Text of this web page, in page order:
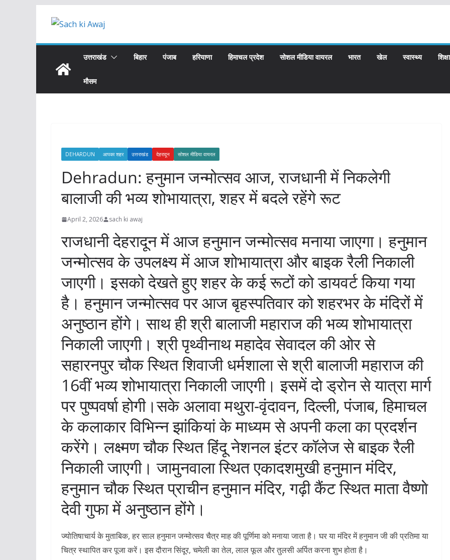
उत्तराखंड बिहार पंजाब हरियाणा हिमाचल प्रदेश सोशल मीडिया वायरल भारत खेल स्वास्थ्य शिक्षा
मौसम
DEHARDUN आपका शहर उत्तराखंड देहरादून सोशल मीडिया वायरल
Dehradun: हनुमान जन्मोत्सव आज, राजधानी में निकलेगी
बालाजी की भव्य शोभायात्रा, शहर में बदले रहेंगे रूट
April 2, 2026 sach ki awaj
राजधानी देहरादून में आज हनुमान जन्मोत्सव मनाया जाएगा। हनुमान
जन्मोत्सव के उपलक्ष्य में आज शोभायात्रा और बाइक रैली निकाली
जाएगी। इसको देखते हुए शहर के कई रूटों को डायवर्ट किया गया
है। हनुमान जन्मोत्सव पर आज बृहस्पतिवार को शहरभर के मंदिरों में
अनुष्ठान होंगे। साथ ही श्री बालाजी महाराज की भव्य शोभायात्रा
निकाली जाएगी। श्री पृथ्वीनाथ महादेव सेवादल की ओर से
सहारनपुर चौक स्थित शिवाजी धर्मशाला से श्री बालाजी महाराज की
16वीं भव्य शोभायात्रा निकाली जाएगी। इसमें दो ड्रोन से यात्रा मार्ग
पर पुष्पवर्षा होगी।सके अलावा मथुरा-वृंदावन, दिल्ली, पंजाब, हिमाचल
के कलाकार विभिन्न झांकियां के माध्यम से अपनी कला का प्रदर्शन
करेंगे। लक्ष्मण चौक स्थित हिंदू नेशनल इंटर कॉलेज से बाइक रैली
निकाली जाएगी। जामुनवाला स्थित एकादशमुखी हनुमान मंदिर,
हनुमान चौक स्थित प्राचीन हनुमान मंदिर, गढ़ी कैंट स्थित माता वैष्णाे
देवी गुफा में अनुष्ठान होंगे।
ज्योतिषाचार्य के मुताबिक, हर साल हनुमान जन्मोत्सव चैत्र माह की पूर्णिमा को मनाया जाता है। घर या मंदिर में हनुमान जी की प्रतिमा या
चित्र स्थापित कर पूजा करें। इस दौरान सिंदूर, चमेली का तेल, लाल फूल और तुलसी अर्पित करना शुभ होता है।